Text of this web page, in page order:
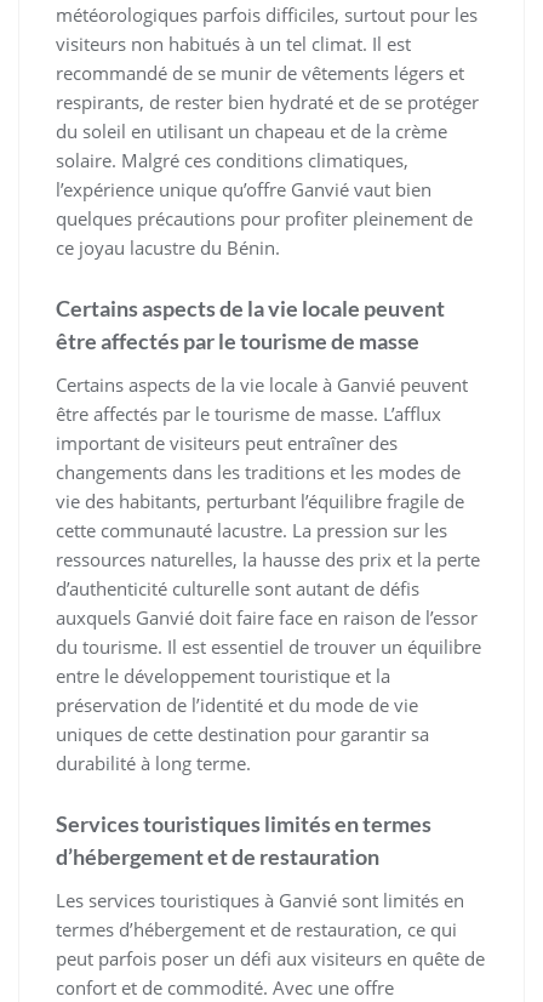
météorologiques parfois difficiles, surtout pour les
visiteurs non habitués à un tel climat. Il est
recommandé de se munir de vêtements légers et
respirants, de rester bien hydraté et de se protéger
du soleil en utilisant un chapeau et de la crème
solaire. Malgré ces conditions climatiques,
l’expérience unique qu’offre Ganvié vaut bien
quelques précautions pour profiter pleinement de
ce joyau lacustre du Bénin.
Certains aspects de la vie locale peuvent
être affectés par le tourisme de masse
Certains aspects de la vie locale à Ganvié peuvent
être affectés par le tourisme de masse. L’afflux
important de visiteurs peut entraîner des
changements dans les traditions et les modes de
vie des habitants, perturbant l’équilibre fragile de
cette communauté lacustre. La pression sur les
ressources naturelles, la hausse des prix et la perte
d’authenticité culturelle sont autant de défis
auxquels Ganvié doit faire face en raison de l’essor
du tourisme. Il est essentiel de trouver un équilibre
entre le développement touristique et la
préservation de l’identité et du mode de vie
uniques de cette destination pour garantir sa
durabilité à long terme.
Services touristiques limités en termes
d’hébergement et de restauration
Les services touristiques à Ganvié sont limités en
termes d’hébergement et de restauration, ce qui
peut parfois poser un défi aux visiteurs en quête de
confort et de commodité. Avec une offre